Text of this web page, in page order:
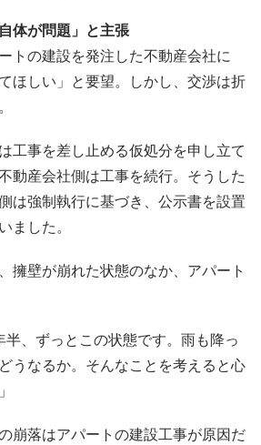
体が問題」と主張
トの建設を発注した不動産会社に
ほしい」と要望。しかし、交渉は折
工事を差し止める仮処分を申し立て
動産会社側は工事を続行。そうした
は強制執行に基づき、公示書を設置
ました。
擁壁が崩れた状態のなか、アパート
半、ずっとこの状態です。雨も降っ
うなるか。そんなことを考えると心
崩落はアパートの建設工事が原因だ